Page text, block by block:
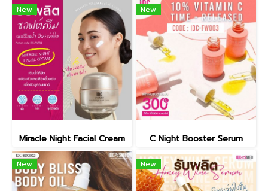
New
Miracle Night Facial Cream
New
C Night Booster Serum
New New